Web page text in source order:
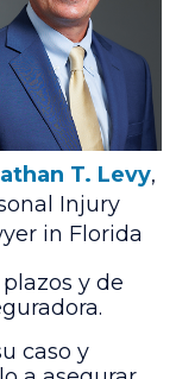
T. Levy,
Injury
in Florida
y de
caso y